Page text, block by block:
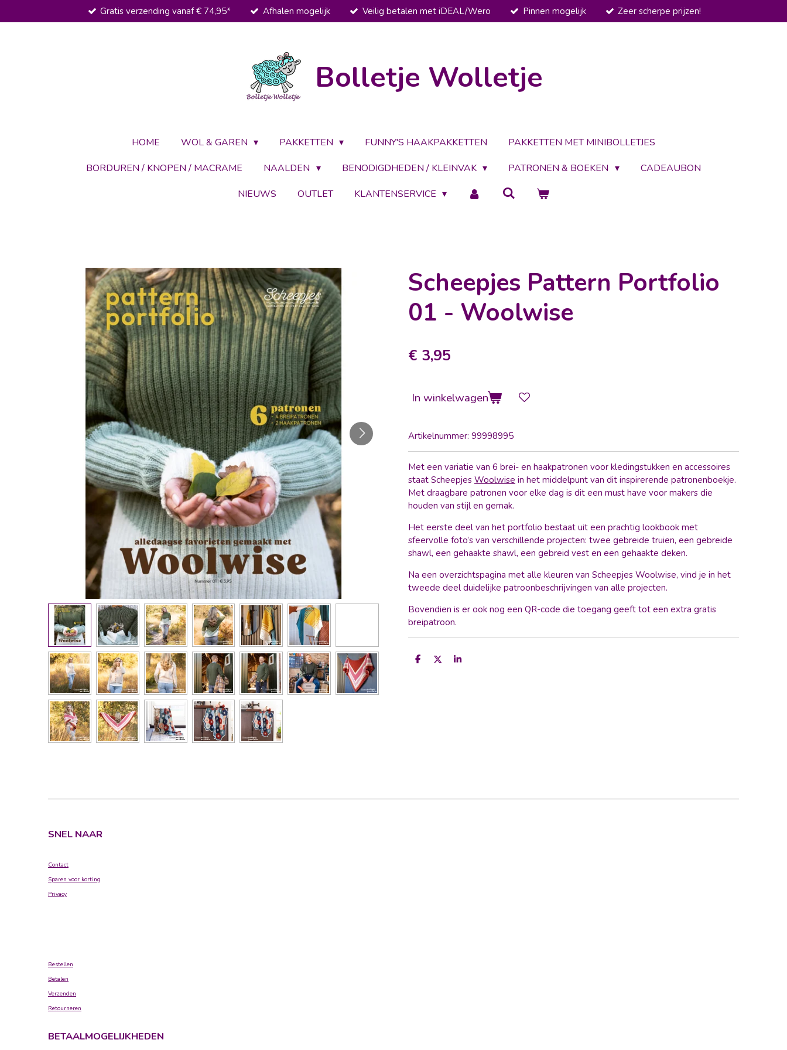
direct
Gratis verzending vanaf € 74,95* Afhalen mogelijk Veilig betalen met iDEAL/Wero Pinnen mogelijk Zeer scherpe prijzen!
Bolletje Wolletje
HOME WOL & GAREN PAKKETTEN FUNNY'S HAAKPAKKETTEN
PAKKETTEN MET MINIBOLLETJES
BORDUREN / KNOPEN / MACRAME
NAALDEN BENODIGDHEDEN / KLEINVAK PATRONEN & BOEKEN
CADEAUBON
NIEUWS
OUTLET KLANTENSERVICE
Scheepjes Pattern Portfolio
01 - Woolwise
€ 3,95
In winkelwagen
Artikelnummer: 99998995
Met een variatie van 6 brei- en haakpatronen voor kledingstukken en accessoires
staat Scheepjes Woolwise in het middelpunt van dit inspirerende patronenboekje.
Met draagbare patronen voor elke dag is dit een must have voor makers die
houden van stijl en gemak.
Het eerste deel van het portfolio bestaat uit een prachtig lookbook met
sfeervolle foto’s van verschillende projecten: twee gebreide truien, een gebreide
shawl, een gehaakte shawl, een gebreid vest en een gehaakte deken.
Na een overzichtspagina met alle kleuren van Scheepjes Woolwise, vind je in het
tweede deel duidelijke patroonbeschrijvingen van alle projecten.
Bovendien is er ook nog een QR-code die toegang geeft tot een extra gratis
breipatroon.
D
D
S
SNEL NAAR
Contact
Sparen voor korting
Privacy
Bestellen
Betalen
Verzenden
Retourneren
BETAALMOGELIJKHEDEN